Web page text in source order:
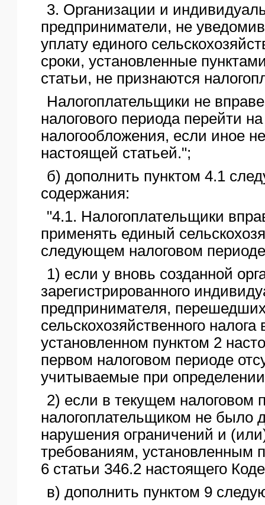
3. Организации и
предприниматели, не
уплату единого
сроки, установленные
статьи, не признаются
Налогоплательщики не
налогового периода перейти
налогообложения, если иное
настоящей статьей.";
б) дополнить пунктом 4.1
содержания:
"4.1. Налогоплательщики
применять единый
следующем налоговом
1) если у вновь созданной
зарегистрированного
предпринимателя,
сельскохозяйственного налога
установленном пунктом 2
первом налоговом периоде
учитываемые при
2) если в текущем налоговом
налогоплательщиком не было
нарушения ограничений и
требованиям, установленным
6 статьи 346.2 настоящего
в) дополнить пунктом 9